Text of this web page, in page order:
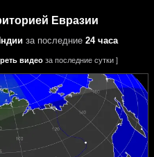
Евразии
за последние 24 часа
видео за последние сутки ]